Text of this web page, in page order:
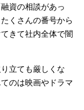
資の相談があっ
くさんの番号から
きて社内全体で闇
立ても厳しくな
のは映画やドラマ